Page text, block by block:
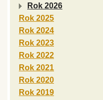
Rok 2026
Rok 2025
Rok 2024
Rok 2023
Rok 2022
Rok 2021
Rok 2020
Rok 2019